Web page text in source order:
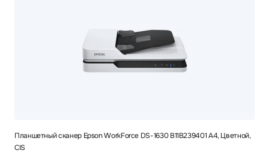
Планшетный сканер Epson WorkForce DS-1630 B11B239401 A4, Цветной,
CIS